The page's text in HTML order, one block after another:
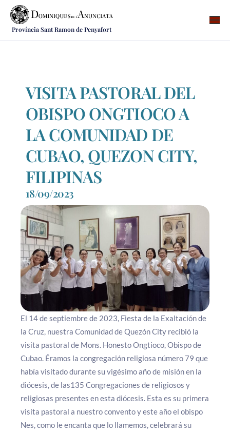
Província Sant Ramon de Penyafort
Qui som
Vocacions
Notícies
Recursos
Contacte
VISITA PASTORAL DEL
OBISPO ONGTIOCO A
LA COMUNIDAD DE
CUBAO, QUEZON CITY,
FILIPINAS
18/09/2023
El 14 de septiembre de 2023, Fiesta de la Exaltación de
la Cruz, nuestra Comunidad de Quezón City recibió la
visita pastoral de Mons. Honesto Ongtioco, Obispo de
Cubao. Éramos la congregación religiosa número 79 que
había visitado durante su vigésimo año de misión en la
diócesis, de las135 Congregaciones de religiosos y
religiosas presentes en esta diócesis. Esta es su primera
visita pastoral a nuestro convento y este año el obispo
Nes, como le encanta que lo llamemos, celebrará su